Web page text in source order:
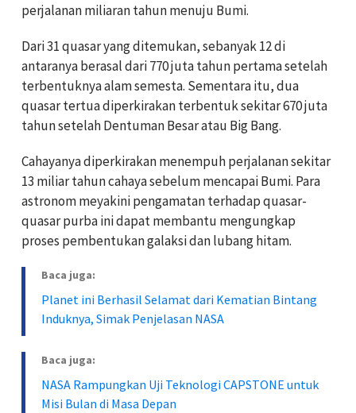
perjalanan miliaran tahun menuju Bumi.
Dari 31 quasar yang ditemukan, sebanyak 12 di
antaranya berasal dari 770 juta tahun pertama setelah
terbentuknya alam semesta. Sementara itu, dua
quasar tertua diperkirakan terbentuk sekitar 670 juta
tahun setelah Dentuman Besar atau Big Bang.
Cahayanya diperkirakan menempuh perjalanan sekitar
13 miliar tahun cahaya sebelum mencapai Bumi. Para
astronom meyakini pengamatan terhadap quasar-
quasar purba ini dapat membantu mengungkap
proses pembentukan galaksi dan lubang hitam.
Baca juga:
Planet ini Berhasil Selamat dari Kematian Bintang
Induknya, Simak Penjelasan NASA
Baca juga:
NASA Rampungkan Uji Teknologi CAPSTONE untuk
Misi Bulan di Masa Depan